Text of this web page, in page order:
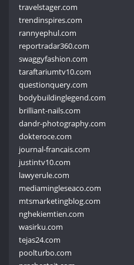
travelstager.com
trendinspires.com
rannyephul.com
reportradar360.com
swaggyfashion.com
taraftariumtv10.com
questionquery.com
bodybuildinglegend.com
brilliant-nails.com
dandr-photography.com
dokteroce.com
journal-francais.com
justintv10.com
lawyerule.com
mediamingleseaco.com
mtsmarketingblog.com
nghekiemtien.com
wasirku.com
tejas24.com
poolturbo.com